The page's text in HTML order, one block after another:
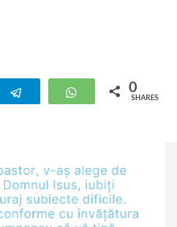
Telegram WhatsApp
0
SHARES